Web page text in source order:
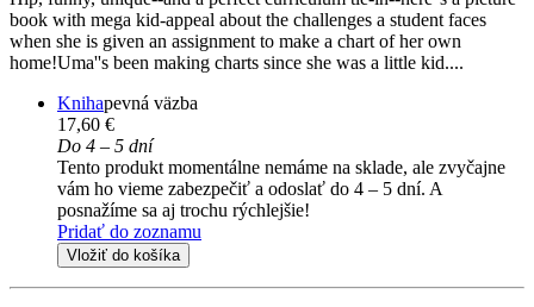
book with mega kid-appeal about the challenges a student faces
when she is given an assignment to make a chart of her own
home!Uma''s been making charts since she was a little kid....
Knihapevná väzba
17,60 €
Do 4 – 5 dní
Tento produkt momentálne nemáme na sklade, ale zvyčajne
vám ho vieme zabezpečiť a odoslať do 4 – 5 dní. A
posnažíme sa aj trochu rýchlejšie!
Pridať do zoznamu
Vložiť do košíka